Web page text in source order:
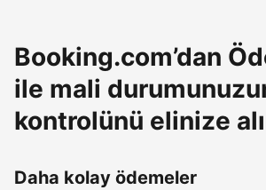
Booking.com’dan
ile mali
kontrolünü elinize
Daha kolay ödemeler